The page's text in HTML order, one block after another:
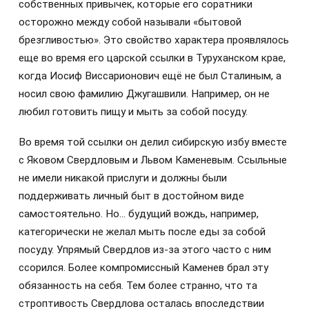
собственных привычек, которые его соратники
осторожно между собой называли «бытовой
брезгливостью». Это свойство характера проявлялось
еще во время его царской ссылки в Туруханском крае,
когда Иосиф Виссарионович ещё не был Сталиным, а
носил свою фамилию Джугашвили. Например, он не
любил готовить пищу и мыть за собой посуду.
Во время той ссылки он делил сибирскую избу вместе
с Яковом Свердловым и Львом Каменевым. Ссыльные
не имели никакой прислуги и должны были
поддерживать личный быт в достойном виде
самостоятельно. Но… будущий вождь, например,
категорически не желал мыть после еды за собой
посуду. Упрямый Свердлов из-за этого часто с ним
ссорился. Более компромиссный Каменев брал эту
обязанность на себя. Тем более странно, что та
строптивость Свердлова осталась впоследствии